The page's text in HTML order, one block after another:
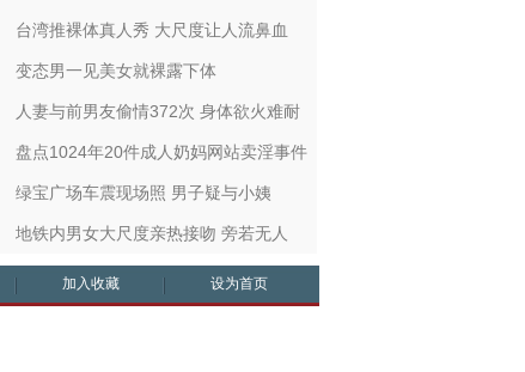
台湾推裸体真人秀 大尺度让人流鼻血
变态男一见美女就裸露下体
人妻与前男友偷情372次 身体欲火难耐
盘点1024年20件成人奶妈网站卖淫事件
绿宝广场车震现场照 男子疑与小姨
地铁内男女大尺度亲热接吻 旁若无人
加入收藏 设为首页